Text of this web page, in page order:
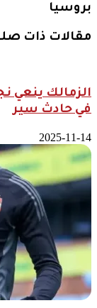
بروسيا
مقالات ذات
الزمالك ينعي
في حادث سير
2025-11-14